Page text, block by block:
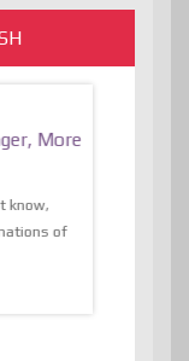
More
know,
of